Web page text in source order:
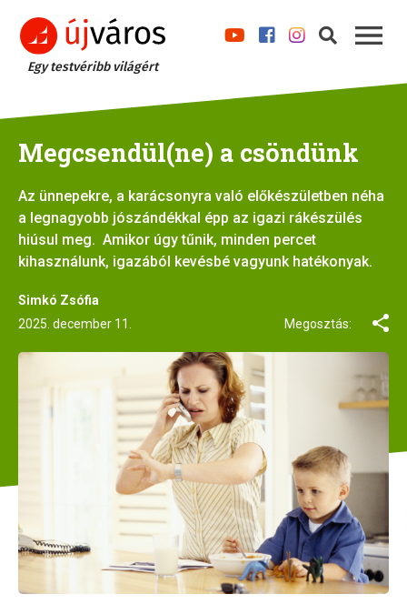
Egy testvéribb világért
Megcsendül(ne) a csöndünk
Az ünnepekre, a karácsonyra való előkészületben néha
a legnagyobb jószándékkal épp az igazi rákészülés
hiúsul meg. Amikor úgy tűnik, minden percet
kihasználunk, igazából kevésbé vagyunk hatékonyak.
Simkó Zsófia
2025. december 11.
Megosztás: